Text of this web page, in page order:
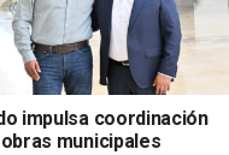
impulsa coordinación
municipales